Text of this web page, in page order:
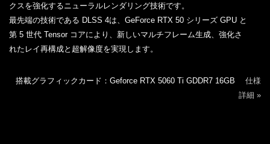
クスを強化するニューラルレンダリング技術です。
最先端の技術である DLSS 4は、GeForce RTX 50 シリーズ GPU と
第 5 世代 Tensor コアにより、新しいマルチフレーム生成、強化さ
れたレイ再構成と超解像度を実現します。
搭載グラフィックカード：Geforce RTX 5060 Ti GDDR7 16GB 仕様
詳細 »